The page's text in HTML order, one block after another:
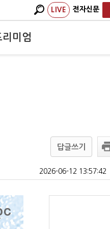
LIVE 전자신문
리미엄
답글쓰기
2026-06-12 13:57:42